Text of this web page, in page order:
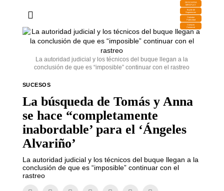
DESCARGA
MIRAPLAY
Buzón de
Sugerencias
Contratar
Publicidad
Contacto
Comercial
La autoridad judicial y los técnicos del buque llegan a la
conclusión de que es “imposible” continuar con el rastreo
SUCESOS
La búsqueda de Tomás y Anna
se hace “completamente
inabordable’ para el ‘Ángeles
Alvariño’
La autoridad judicial y los técnicos del buque llegan a la
conclusión de que es “imposible” continuar con el
rastreo